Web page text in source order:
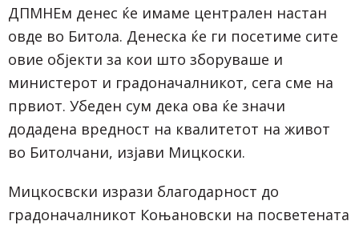
ДПМНЕм денес ќе имаме централен настан
овде во Битола. Денеска ќе ги посетиме сите
овие објекти за кои што зборуваше и
министерот и градоначалникот, сега сме на
првиот. Убеден сум дека ова ќе значи
додадена вредност на квалитетот на живот
во Битолчани, изјави Мицкоски.
Мицкосвски изрази благодарност до
градоначалникот Коњановски на посветената